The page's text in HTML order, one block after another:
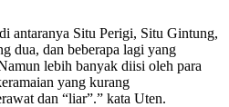
antaranya Situ Perigi, Situ Gintung,
dua, dan beberapa lagi yang
lebih banyak diisi oleh para
yang kurang
dan “liar”.” kata Uten.